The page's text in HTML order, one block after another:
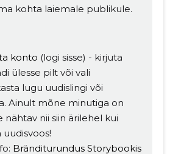
kohta laiemale publikule.
konto (logi sisse) - kirjuta
ülesse pilt või vali
lugu uudislingi või
Ainult mõne minutiga on
nähtav nii siin ärilehel kui
Bränditurundus Storybookis